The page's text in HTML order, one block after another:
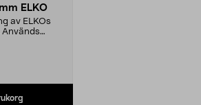
ELKO
av ELKOs
Används